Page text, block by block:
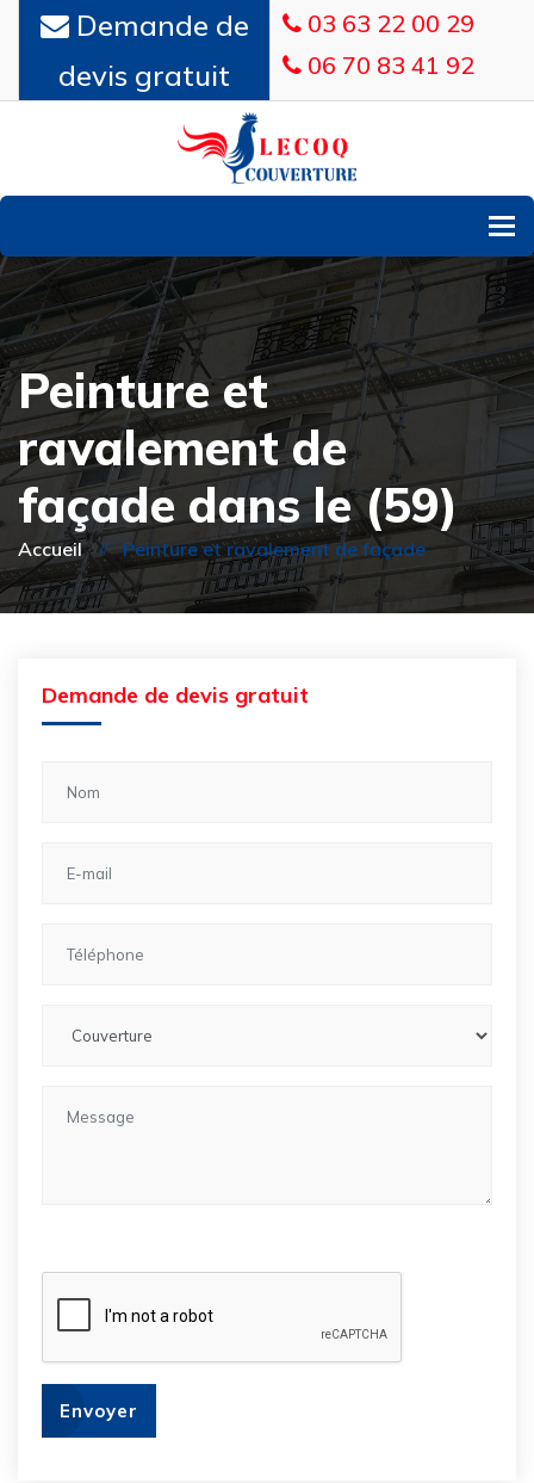
03 63 22 00 29
06 70 83 41 92
Demande de
devis gratuit
Peinture et
ravalement de
façade dans le (59)
Accueil Peinture et ravalement de façade
Demande de devis gratuit
Envoyer